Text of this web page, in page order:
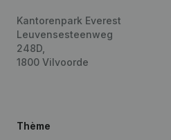
Kantorenpark Everest
Leuvensesteenweg
248D,
1800 Vilvoorde
Thème